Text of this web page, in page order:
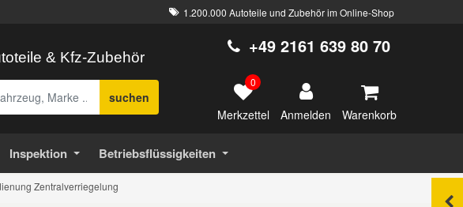
1.200.000 Autoteile und Zubehör im Online-Shop
& Kfz-Zubehör
suchen
+49 2161 639 80 70
0
Merkzettel Anmelden Warenkorb
Inspektion Betriebsflüssigkeiten
Zentralverriegelung